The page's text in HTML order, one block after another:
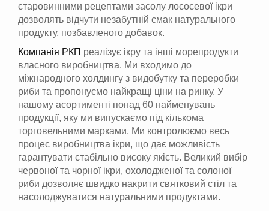
старовинними рецептами засолу лососевої ікри
дозволять відчути незабутній смак натурального
продукту, позбавленого добавок.
Компанія РКП реалізує ікру та інші морепродукти
власного виробництва. Ми входимо до
міжнародного холдингу з видобутку та переробки
риби та пропонуємо найкращі ціни на ринку. У
нашому асортименті понад 60 найменувань
продукції, яку ми випускаємо під кількома
торговельними марками. Ми контролюємо весь
процес виробництва ікри, що дає можливість
гарантувати стабільно високу якість. Великий вибір
червоної та чорної ікри, охолодженої та солоної
риби дозволяє швидко накрити святковий стіл та
насолоджуватися натуральними продуктами.